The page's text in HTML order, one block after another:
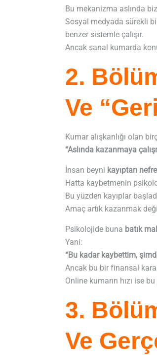
Bu mekanizma aslında
Sosyal medyada sürekli
benzer sistemle çalışır.
Ancak sanal kumarda
2.
Ve
Kumar alışkanlığı olan
“Aslında kazanmaya
İnsan beyni kayıptan
Hatta kaybetmenin
Bu yüzden kayıplar
Amaç artık kazanmak
Psikolojide buna batık
Yani:
“Bu kadar kaybettim,
Ancak bu bir finansal
Online kumarın hızı ise
3.
Ve